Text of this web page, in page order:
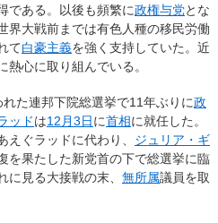
である。以後も頻繁に政権与党とな
界大戦前までは有色人種の移民労働
て白豪主義を強く支持していた。近
熱心に取り組んでいる。
た連邦下院総選挙で11年ぶりに政
ッドは12月3日に首相に就任した。
えぐラッドに代わり、 ジュリア・ギ
を果たした新党首の下で総選挙に臨
見る大接戦の末、 無所属議員を取